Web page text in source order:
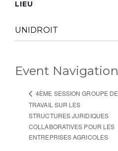
LIEU
UNIDROIT
Event Navigation
4ÈME SESSION GROUPE DE
TRAVAIL SUR LES
STRUCTURES JURIDIQUES
COLLABORATIVES POUR LES
ENTREPRISES AGRICOLES